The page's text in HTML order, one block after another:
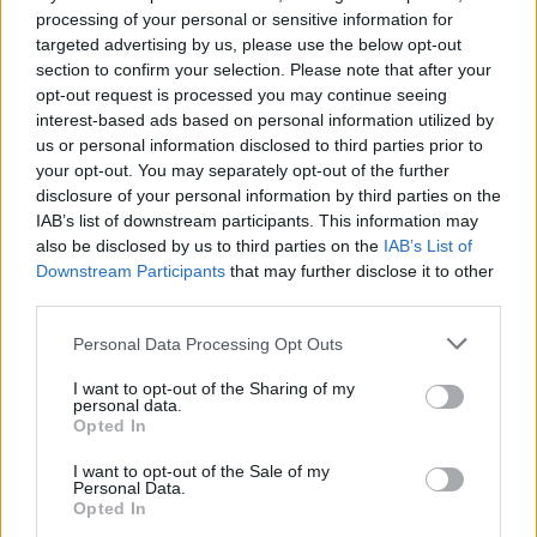
processing of your personal or sensitive information for
targeted advertising by us, please use the below opt-out
section to confirm your selection. Please note that after your
opt-out request is processed you may continue seeing
interest-based ads based on personal information utilized by
us or personal information disclosed to third parties prior to
your opt-out. You may separately opt-out of the further
disclosure of your personal information by third parties on the
IAB’s list of downstream participants. This information may
also be disclosed by us to third parties on the IAB’s List of
Downstream Participants that may further disclose it to other
Personal Data Processing Opt Outs
I want to opt-out of the Sharing of my
personal data.
Opted In
I want to opt-out of the Sale of my
Personal Data.
Opted In
ελληνική νοοτροπία ότι μια γυναίκα στην
εμμηνόπαυση ξόφλησε. Το θέμα είναι να
αισθανόμαστε καλά όχι μόνο το φαίνεσθαι».